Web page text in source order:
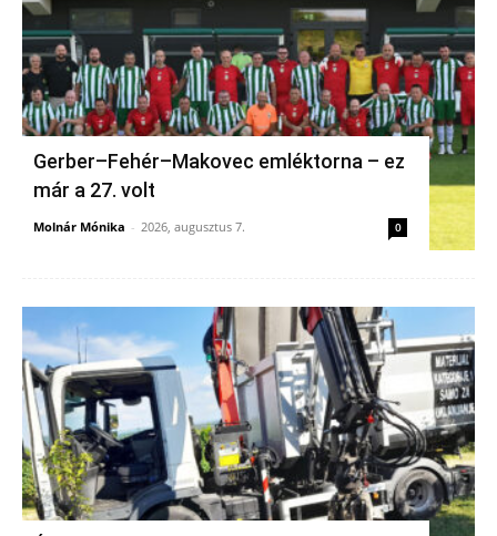
Gerber–Fehér–Makovec emléktorna – ez
már a 27. volt
Molnár Mónika - 2026, augusztus 7. 0